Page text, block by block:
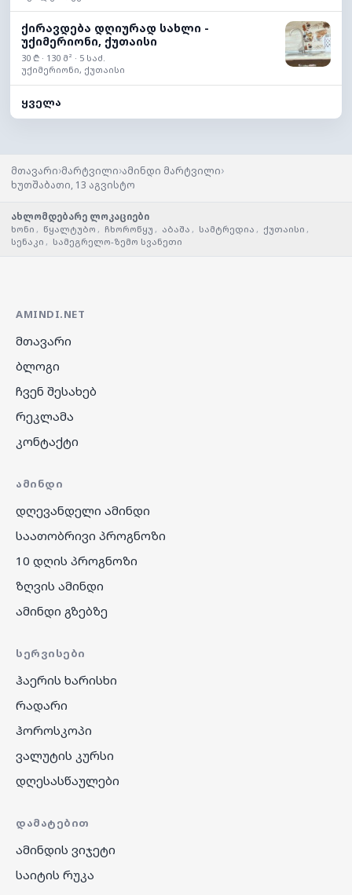
ქირავდება დღიურად სახლი -
უქიმერიონი, ქუთაისი
30 ₾ · 130 მ² · 5 საძ.
უქიმერიონი, ქუთაისი
ყველა
მთავარი›მარტვილი›ამინდი მარტვილი›
ხუთშაბათი, 13 აგვისტო
ახლომდებარე ლოკაციები
ხონი , წყალტუბო , ჩხოროწყუ , აბაშა , სამტრედია , ქუთაისი ,
სენაკი , სამეგრელო-ზემო სვანეთი
AMINDI.NET
მთავარი
ბლოგი
ჩვენ შესახებ
რეკლამა
კონტაქტი
ᲐᲛᲘᲜᲓᲘ
დღევანდელი ამინდი
საათობრივი პროგნოზი
10 დღის პროგნოზი
ზღვის ამინდი
ამინდი გზებზე
ᲡᲔᲠᲕᲘᲡᲔᲑᲘ
ჰაერის ხარისხი
რადარი
ჰოროსკოპი
ვალუტის კურსი
დღესასწაულები
ᲓᲐᲛᲐᲢᲔᲑᲘᲗ
ამინდის ვიჯეტი
საიტის რუკა